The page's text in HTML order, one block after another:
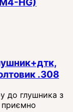
.308
до глушника з
приємно